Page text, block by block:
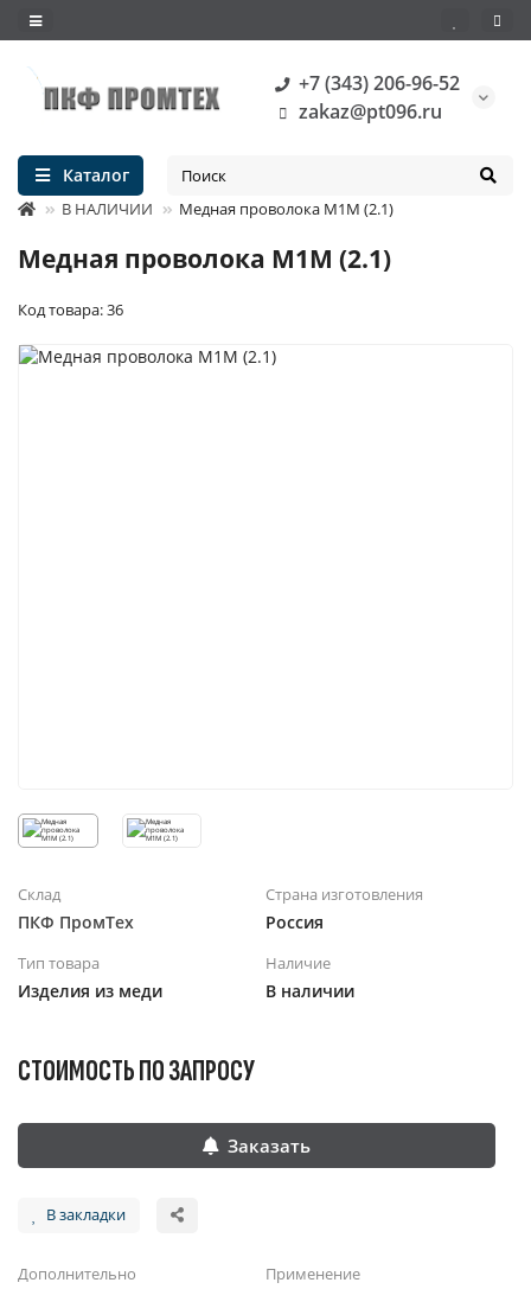
+7 (343) 206-96-52
zakaz@pt096.ru
Каталог
В НАЛИЧИИ Медная проволока М1М (2.1)
Медная проволока М1М (2.1)
Код товара: 36
Склад
ПКФ ПромТех
Страна изготовления
Россия
Тип товара
Изделия из меди
Наличие
В наличии
СТОИМОСТЬ ПО ЗАПРОСУ
Заказать
В закладки
Дополнительно Применение